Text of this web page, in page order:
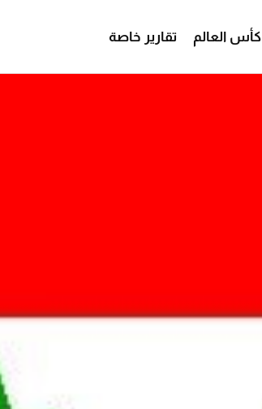
كأس العالم تقارير خاصة